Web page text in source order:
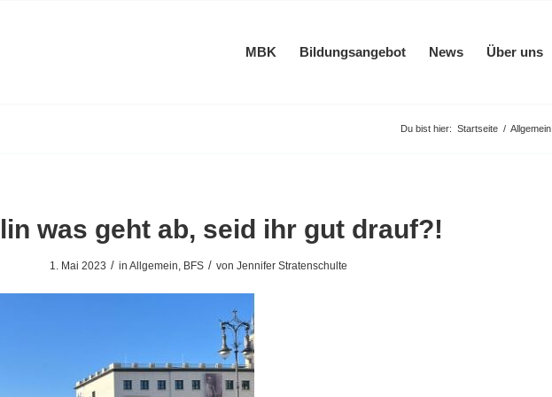
MBK Bildungsangebot News Über uns
Du bist hier: Startseite / Allgemein
was geht ab, seid ihr gut drauf?!
1. Mai 2023 / in Allgemein, BFS / von Jennifer Stratenschulte